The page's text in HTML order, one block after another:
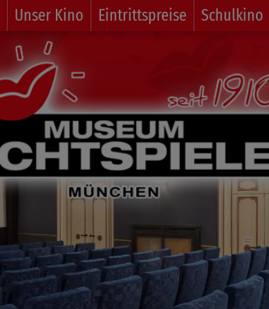
Unser Kino Eintrittspreise Schulkino